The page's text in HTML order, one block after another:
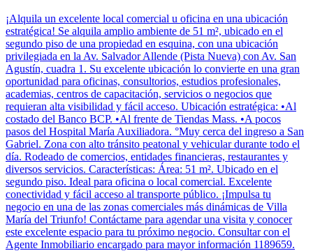
¡Alquila un excelente local comercial u oficina en una ubicación
estratégica! Se alquila amplio ambiente de 51 m², ubicado en el
segundo piso de una propiedad en esquina, con una ubicación
privilegiada en la Av. Salvador Allende (Pista Nueva) con Av. San
Agustín, cuadra 1. Su excelente ubicación lo convierte en una gran
oportunidad para oficinas, consultorios, estudios profesionales,
academias, centros de capacitación, servicios o negocios que
requieran alta visibilidad y fácil acceso. Ubicación estratégica: •Al
costado del Banco BCP. •Al frente de Tiendas Mass. •A pocos
pasos del Hospital María Auxiliadora. °Muy cerca del ingreso a San
Gabriel. Zona con alto tránsito peatonal y vehicular durante todo el
día. Rodeado de comercios, entidades financieras, restaurantes y
diversos servicios. Características: Área: 51 m². Ubicado en el
segundo piso. Ideal para oficina o local comercial. Excelente
conectividad y fácil acceso al transporte público. ¡Impulsa tu
negocio en una de las zonas comerciales más dinámicas de Villa
María del Triunfo! Contáctame para agendar una visita y conocer
este excelente espacio para tu próximo negocio. Consultar con el
Agente Inmobiliario encargado para mayor información 1189659.